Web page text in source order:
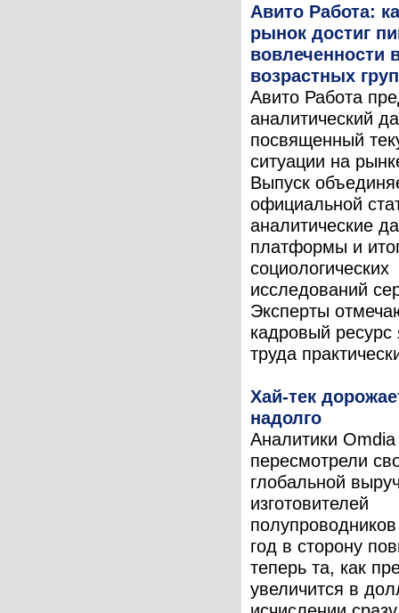
Авито Работа:
рынок достиг
вовлеченности
возрастных
Авито Работа
аналитический
посвященный
ситуации на
Выпуск
официальной
аналитические
платформы и
социологических
исследований
Эксперты
кадровый
труда
Хай-тек
надолго
Аналитики
пересмотрели
глобальной
изготовителей
год в сторону
теперь та, как
увеличится в